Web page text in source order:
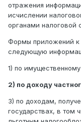
отражения
исчислении
органами налоговой
Формы приложений к
следующую
1) по
2) по доходу
3) по доходам,
государствах, в том